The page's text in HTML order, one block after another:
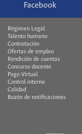
Facebook
Régimen Legal
Talento humano
Contratación
Ofertas de empleo
Rendición de cuentas
Concurso docente
Pago Virtual
Control interno
Calidad
Buzón de notificaciones